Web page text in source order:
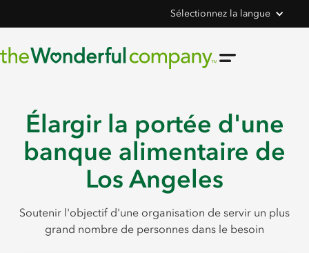
Sélectionnez la langue
Élargir la portée d'une
banque alimentaire de
Los Angeles
Soutenir l'objectif d'une organisation de servir un plus
grand nombre de personnes dans le besoin